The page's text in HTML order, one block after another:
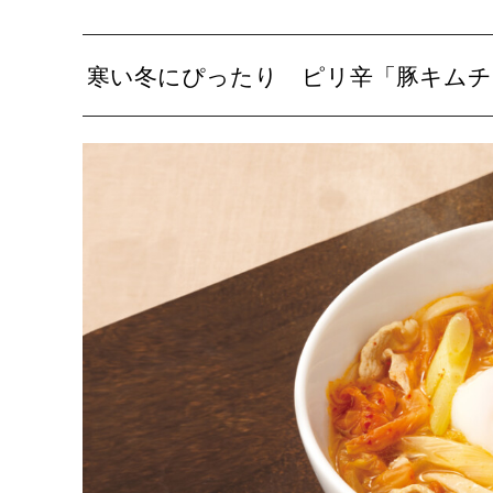
寒い冬にぴったり ピリ辛「豚キム